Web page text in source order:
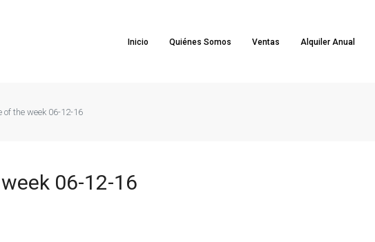
Inicio Quiénes Somos Ventas Alquiler Anual
of the week 06-12-16
06-12-16